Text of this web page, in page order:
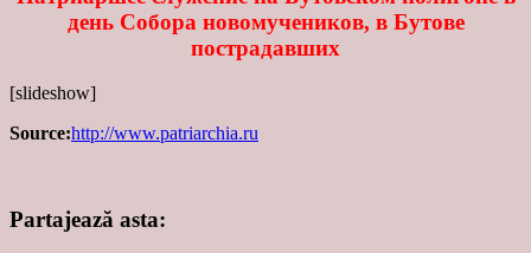
день Собора новомучеников, в Бутове
пострадавших
[slideshow]
Source:http://www.patriarchia.ru
Partajează asta: